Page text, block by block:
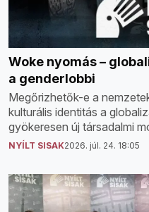
Woke nyomás –
a genderlobbi
Megőrizhetők-e a
kulturális identitás a
gyökeresen új társadalmi
NYÍLT SISAK2026. júl. 24. 18:05